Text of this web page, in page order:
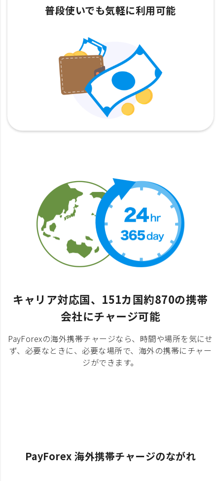
普段使いでも気軽に利用可能
キャリア対応国、151カ国約870の携帯
会社にチャージ可能
PayForexの海外携帯チャージなら、時間や場所を気にせ
ず、必要なときに、必要な場所で、海外の携帯にチャー
ジができます。
PayForex 海外携帯チャージのながれ